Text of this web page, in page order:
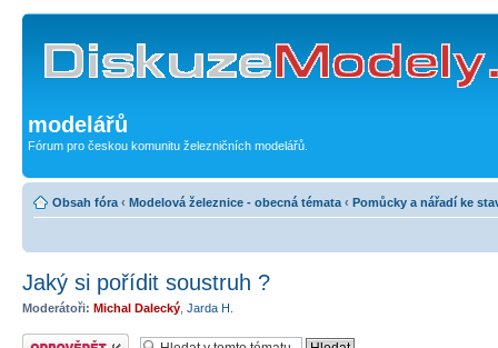
modelářů
Fórum pro českou komunitu železničních modelářů.
Obsah fóra ‹ Modelová železnice - obecná témata ‹ Pomůcky a nářadí ke
Jaký si pořídit soustruh ?
Moderátoři: Michal Dalecký Jarda H.
Odeslat odpověď